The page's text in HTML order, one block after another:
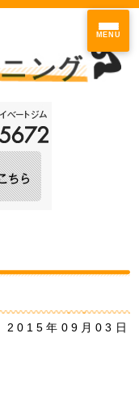
MENU
2015年09月03日